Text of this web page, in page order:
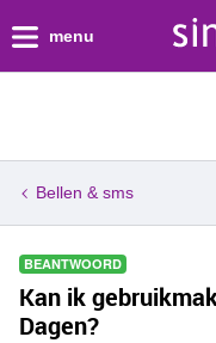
menu
Bellen & sms
BEANTWOORD
Kan ik
Dagen?